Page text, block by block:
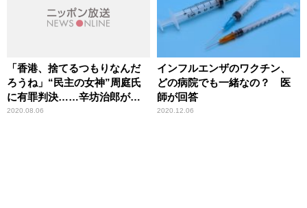
「香港、捨てるつもりなんだ
ろうね」“民主の女神”周庭氏
に有罪判決……辛坊治郎が中
国政府の意図を分析
2020.08.06
インフルエンザのワクチン、
どの病院でも一緒なの？ 医
師が回答
2020.12.06